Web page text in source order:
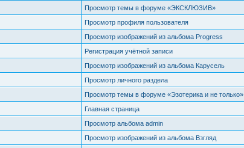
Просмотр темы в форуме «ЭКСКЛЮЗИВ»
Просмотр профиля пользователя
Просмотр изображений из альбома Progress
Регистрация учётной записи
Просмотр изображений из альбома Карусель
Просмотр личного раздела
Просмотр темы в форуме «Эзотерика и не только»
Главная страница
Просмотр альбома admin
Просмотр изображений из альбома Взгляд